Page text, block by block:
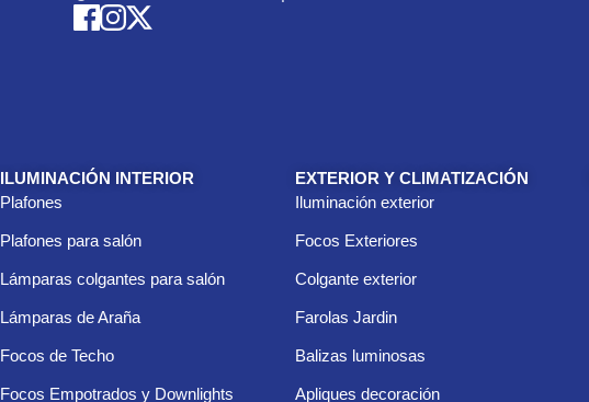
ILUMINACIÓN INTERIOR
Plafones
Plafones para salón
Lámparas colgantes para salón
Lámparas de Araña
Focos de Techo
Focos Empotrados y Downlights
EXTERIOR Y CLIMATIZACIÓN
Iluminación exterior
Focos Exteriores
Colgante exterior
Farolas Jardin
Balizas luminosas
Apliques decoración